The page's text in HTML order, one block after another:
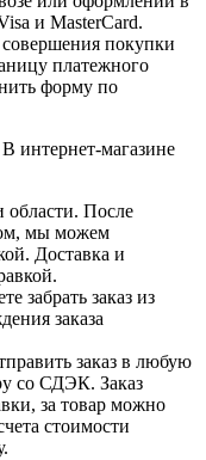
и MasterCard.
покупки
платежного
форму по
интернет-магазине
области. После
мы можем
Доставка и
забрать заказ из
заказа
заказ в любую
со СДЭК. Заказ
за товар можно
стоимости